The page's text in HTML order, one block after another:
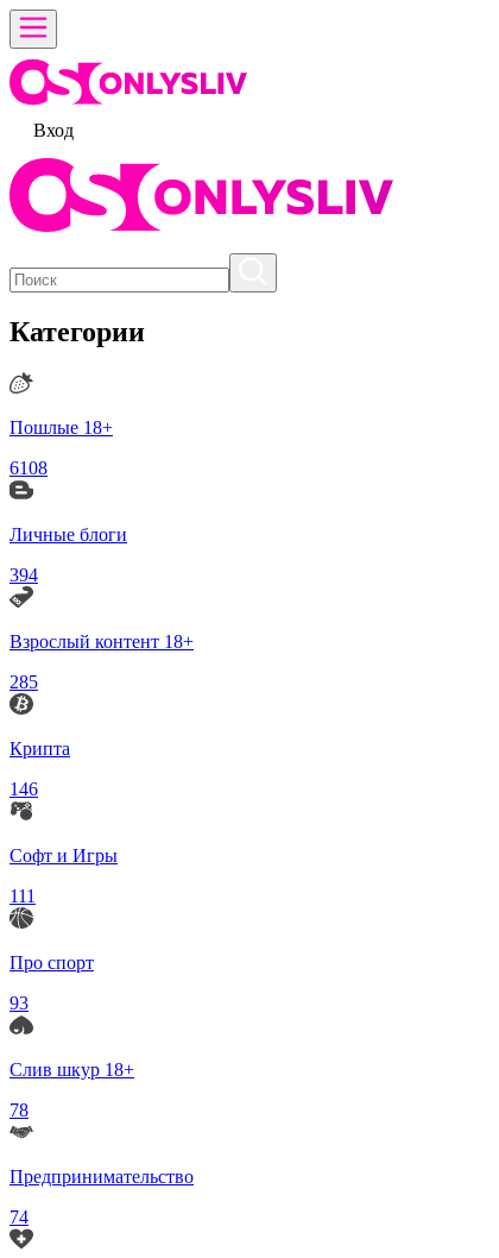
Вход
Категории
Пошлые 18+
6108
Личные блоги
394
Взрослый контент 18+
285
Крипта
146
Софт и Игры
111
Про спорт
93
Слив шкур 18+
78
Предпринимательство
74